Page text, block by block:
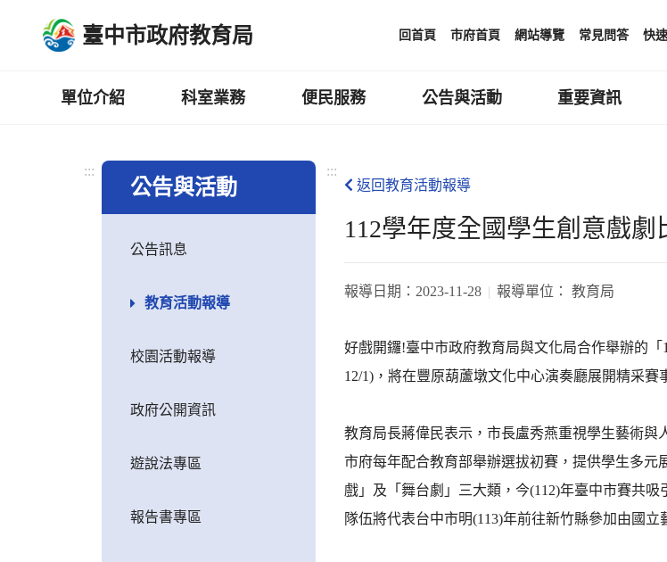
臺中市政府教育局 回首頁 市府首頁 網站導覽 常見問答 快
單位介紹 科室業務 便民服務 公告與活動 重要資訊
:::
公告與活動
公告訊息
教育活動報導
校園活動報導
政府公開資訊
遊說法專區
報告書專區
:::
返回教育活動報導
112學年度全國學生創意戲
報導日期： 2023-11-28 報導單位： 教育局
好戲開鑼!臺中市政府教育局與文化局合作舉辦的
12/1)，將在豐原葫蘆墩文化中心演奏廳展開精采賽
教育局長蔣偉民表示，市長盧秀燕重視學生藝術與
市府每年配合教育部舉辦選拔初賽，提供學生多
戲」及「舞台劇」三大類，今(112)年臺中市賽共
隊伍將代表台中市明(113)年前往新竹縣參加由國